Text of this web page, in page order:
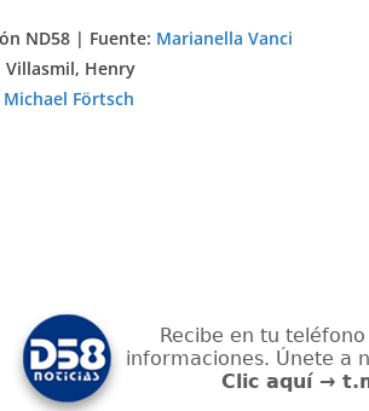
ND58 | Fuente: Marianella Vanci
Villasmil, Henry
Michael Förtsch